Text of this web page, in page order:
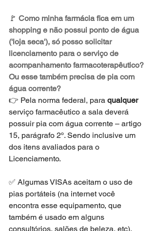
🚩 Como minha farmácia fica em um
shopping e não possui ponto de água
('loja seca'), só posso solicitar
licenciamento para o serviço de
acompanhamento farmacoterapêutico?
Ou esse também precisa de pia com
água corrente?
👉 Pela norma federal, para qualquer
serviço farmacêutico a sala deverá
possuir pia com água corrente – artigo
15, parágrafo 2º. Sendo inclusive um
dos itens avaliados para o
Licenciamento.
✅ Algumas VISAs aceitam o uso de
pias portáteis (na internet você
encontra esse equipamento, que
também é usado em alguns
consultórios, salões de beleza, etc).